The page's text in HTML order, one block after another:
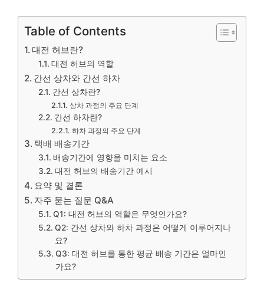
Table of Contents
대전 허브란?
대전 허브의 역할
간선 상차와 간선 하차
간선 상차란?
상차 과정의 주요 단계
간선 하차란?
하차 과정의 주요 단계
택배 배송기간
배송기간에 영향을 미치는 요소
대전 허브의 배송기간 예시
요약 및 결론
자주 묻는 질문 Q&A
Q1: 대전 허브의 역할은 무엇인가요?
Q2: 간선 상차와 하차 과정은 어떻게 이루어지나
요?
Q3: 대전 허브를 통한 평균 배송 기간은 얼마인
가요?